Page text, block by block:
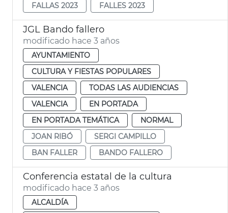
FALLAS 2023
FALLES 2023
JGL Bando fallero
modificado hace 3 años
AYUNTAMIENTO
CULTURA Y FIESTAS POPULARES
VALENCIA
TODAS LAS AUDIENCIAS
VALENCIA
EN PORTADA
EN PORTADA TEMÁTICA
NORMAL
JOAN RIBÓ
SERGI CAMPILLO
BAN FALLER
BANDO FALLERO
Conferencia estatal de la cultura
modificado hace 3 años
ALCALDÍA